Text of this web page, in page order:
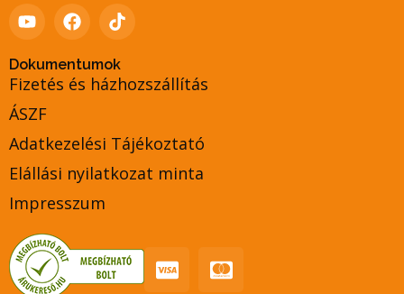
Dokumentumok
Fizetés és házhozszállítás
ÁSZF
Adatkezelési Tájékoztató
Elállási nyilatkozat minta
Impresszum